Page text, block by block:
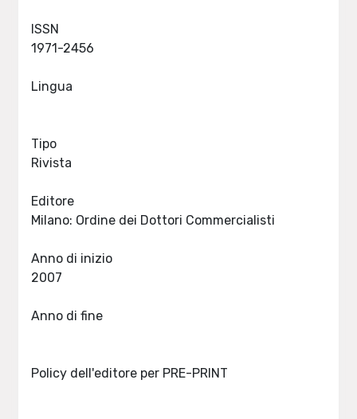
ISSN
Lingua
Tipo
Rivista
Editore
Anno di inizio
Anno di fine
Policy dell'editore per PRE-PRINT